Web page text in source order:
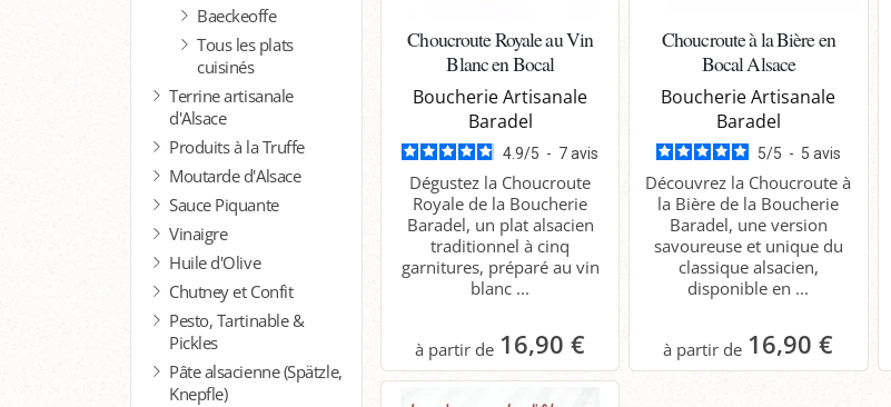
Baeckeoffe
Tous les plats
cuisinés
Terrine artisanale
d'Alsace
Produits à la Truffe
Moutarde d'Alsace
Sauce Piquante
Vinaigre
Huile d'Olive
Chutney et Confit
Pesto, Tartinable &
Pickles
Pâte alsacienne (Spätzle,
Knepfle)
Choucroute Royale au Vin
Blanc en Bocal
Boucherie Artisanale
Baradel
4.9/5 - 7avis
Dégustez la Choucroute
Royale de la Boucherie
Baradel, un plat alsacien
traditionnel à cinq
garnitures, préparé au vin
blanc ...
16,90 €
Choucroute à la Bière en
Bocal Alsace
Boucherie Artisanale
Baradel
5/5 - 5 avis
Découvrez la Choucroute à
la Bière de la Boucherie
Baradel, une version
savoureuse et unique du
classique alsacien,
disponible en ...
16,90 €